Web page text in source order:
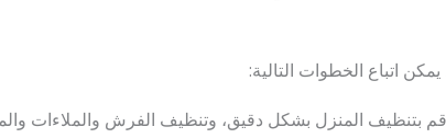
اتباع الخطوات التالية:
قم بتنظيف المنزل بشكل دقيق، وتنظيف الفرش والملاءات